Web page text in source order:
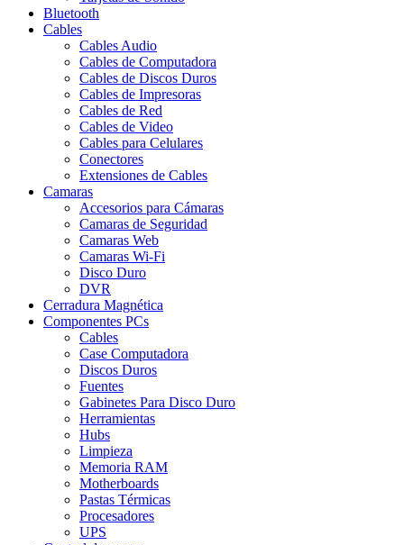
Bluetooth
Cables
Cables Audio
Cables de Computadora
Cables de Discos Duros
Cables de Impresoras
Cables de Red
Cables de Video
Cables para Celulares
Conectores
Extensiones de Cables
Camaras
Accesorios para Cámaras
Camaras de Seguridad
Camaras Web
Camaras Wi-Fi
Disco Duro
DVR
Cerradura Magnética
Componentes PCs
Cables
Case Computadora
Discos Duros
Fuentes
Gabinetes Para Disco Duro
Herramientas
Hubs
Limpieza
Memoria RAM
Motherboards
Pastas Térmicas
Procesadores
UPS